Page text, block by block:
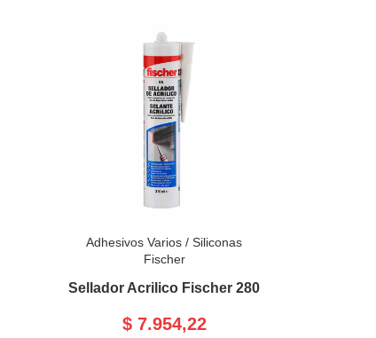
Adhesivos Varios /Siliconas
Fischer
Sellador Acrilico Fischer 280
$ 7.954,22